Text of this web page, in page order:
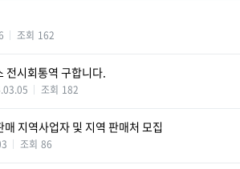
조회 162
시회통역 구합니다.
조회 182
지역사업자 및 지역 판매처 모집
조회 86